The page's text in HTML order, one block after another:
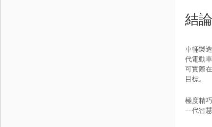
結論
車輛製
代電動
可實際
目標。
極度精
一代智